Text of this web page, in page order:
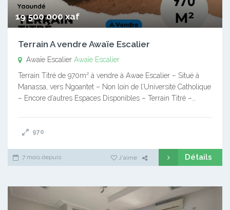
19 500 000 xaf
Terrain A vendre Awaïe Escalier
Awaïe Escalier Awaïe Escalier
Terrain Titré de 970m² à vendre à Awae Escalier – Situé à
Manassa, vers Ngoantet – Non loin de l’Université Catholique
– Encore d’autres Espaces Disponibles – Terrain Titré –…
970
7 mois depuis J'aime Détails